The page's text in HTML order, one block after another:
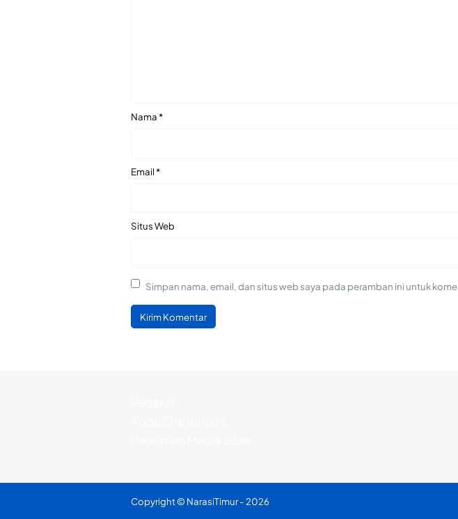
Nama*
Email*
Situs Web
Simpan nama, email, dan situs web saya pada peramban ini untuk
Copyright © NarasiTimur- 2026